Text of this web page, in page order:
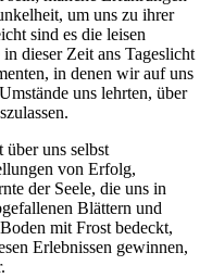
um uns zu ihrer
sind es die leisen
dieser Zeit ans Tageslicht
in denen wir auf uns
uns lehrten, über
uns selbst
von Erfolg,
der Seele, die uns in
Blättern und
mit Frost bedeckt,
Erlebnissen gewinnen,